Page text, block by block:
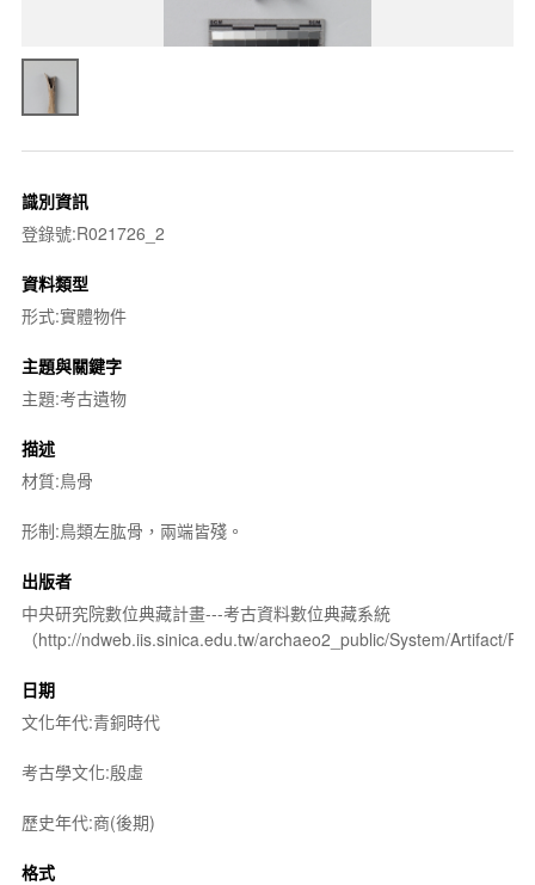
識別資訊
登錄號:R021726_2
資料類型
形式:實體物件
主題與關鍵字
主題:考古遺物
描述
材質:鳥骨
形制:鳥類左肱骨，兩端皆殘。
出版者
中央研究院數位典藏計畫---考古資料數位典藏系統
（http://ndweb.iis.sinica.edu.tw/archaeo2_public/System/Artifact/
日期
文化年代:青銅時代
考古學文化:殷虛
歷史年代:商(後期)
格式